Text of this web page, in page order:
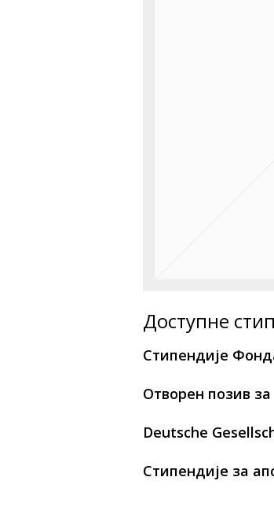
Доступне
Стипендије
Отворен позив
Deutsche
Стипендије за